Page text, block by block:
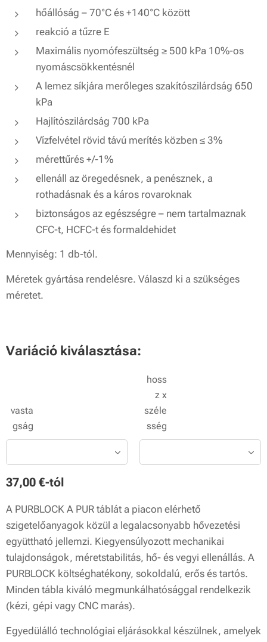
hőállóság – 70°C és +140°C között
reakció a tűzre E
Maximális nyomófeszültség ≥ 500 kPa 10%-os
nyomáscsökkentésnél
A lemez síkjára merőleges szakítószilárdság 650
kPa
Hajlítószilárdság 700 kPa
Vízfelvétel rövid távú merítés közben ≤ 3%
mérettűrés +/-1%
ellenáll az öregedésnek, a penésznek, a
rothadásnak és a káros rovaroknak
biztonságos az egészségre – nem tartalmaznak
CFC-t, HCFC-t és formaldehidet
Mennyiség: 1 db-tól.
Méretek gyártása rendelésre. Válaszd ki a szükséges
méretet.
Variáció kiválasztása:
vasta
gság
hoss
z x
széle
sség
37,00 €-tól
A PURBLOCK A PUR táblát a piacon elérhető
szigetelőanyagok közül a legalacsonyabb hővezetési
együttható jellemzi. Kiegyensúlyozott mechanikai
tulajdonságok, méretstabilitás, hő- és vegyi ellenállás. A
PURBLOCK költséghatékony, sokoldalú, erős és tartós.
Minden tábla kiváló megmunkálhatósággal rendelkezik
(kézi, gépi vagy CNC marás).
Egyedülálló technológiai eljárásokkal készülnek, amelyek